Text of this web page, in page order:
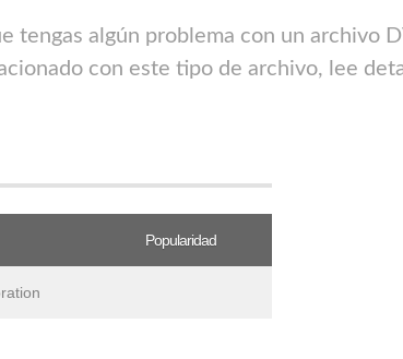
tengas algún problema con un archivo
con este tipo de archivo, lee
Popularidad